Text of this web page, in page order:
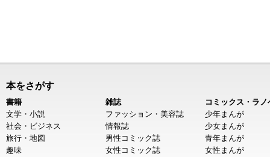
本をさがす
書籍
文学・小説
社会・ビジネス
旅行・地図
趣味
雑誌
ファッション・美容誌
情報誌
男性コミック誌
女性コミック誌
コミックス・ラノ
少年まんが
少女まんが
青年まんが
女性まんが